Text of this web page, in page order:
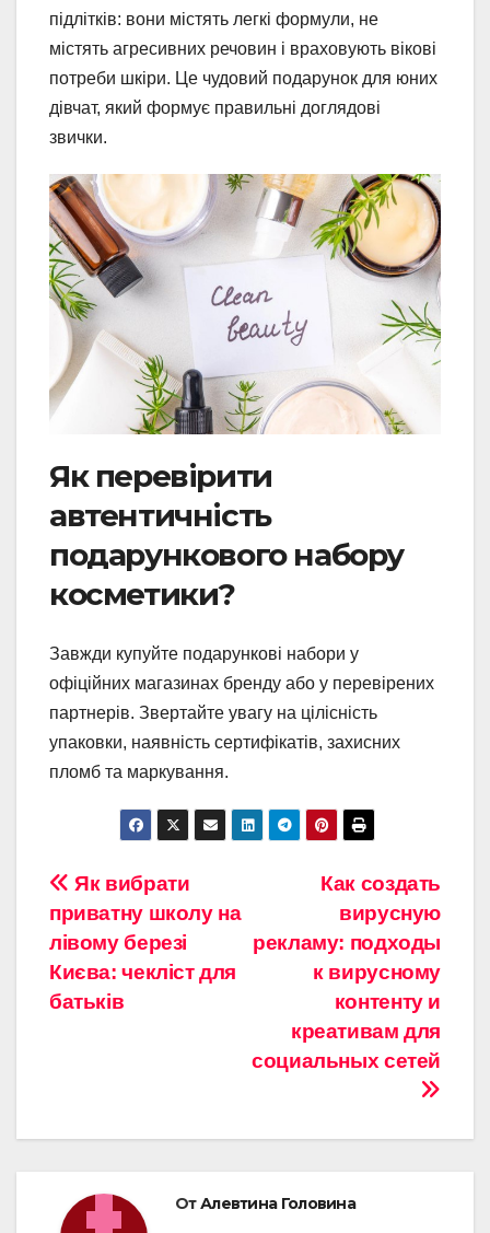
підлітків: вони містять легкі формули, не
містять агресивних речовин і враховують вікові
потреби шкіри. Це чудовий подарунок для юних
дівчат, який формує правильні доглядові
звички.
Як перевірити
автентичність
подарункового набору
косметики?
Завжди купуйте подарункові набори у
офіційних магазинах бренду або у перевірених
партнерів. Звертайте увагу на цілісність
упаковки, наявність сертифікатів, захисних
пломб та маркування.
Навигация
по
записям
Как создать
вирусную
рекламу: подходы
к вирусному
контенту и
креативам для
социальных сетей
Як вибрати
приватну школу на
лівому березі
Києва: чекліст для
батьків
ОтАлевтина Головина